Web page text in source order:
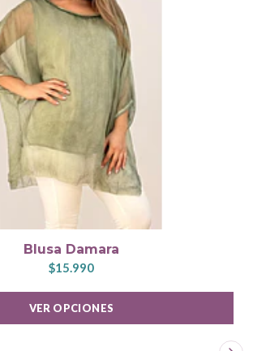
Blusa Damara
$15.990
VER OPCIONES